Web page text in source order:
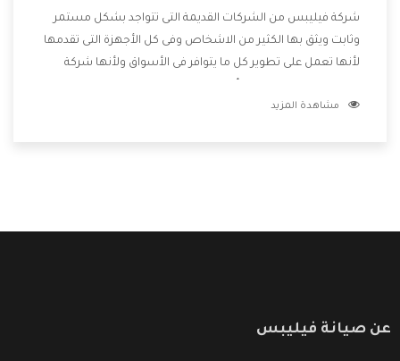
شركة فيليبس من الشركات القديمة التى تتواجد بشكل مستمر
وثابت ويثق بها الكثير من الاشخاص وفى كل الأجهزة التى تقدمها
لأنها تعمل على تطوير كل ما يتوافر فى الأسواق ولأنها شركة
وتقدم للعملاء أقوى العروض والخصومات التى تسهل على
مشاهدة المزيد
عن صيانة فيليبس